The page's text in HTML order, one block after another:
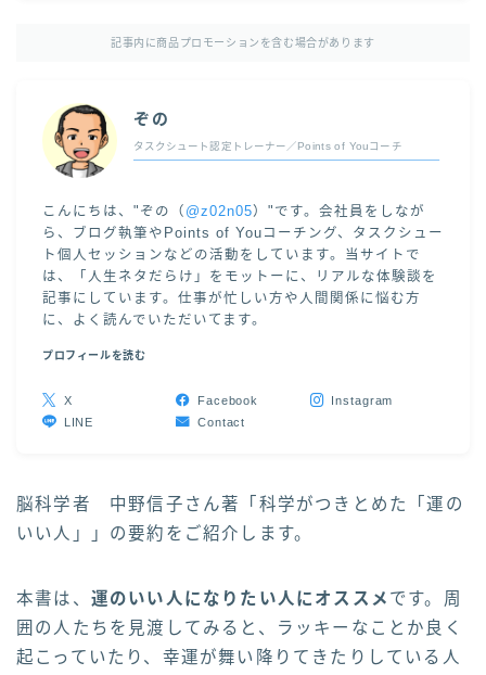
記事内に商品プロモーションを含む場合があります
ぞの
タスクシュート認定トレーナー／Points of Youコーチ
こんにちは、"ぞの（ @z02n05）"です。会社員をしなが
ら、ブログ執筆やPoints of Youコーチング、タスクシュー
ト個人セッションなどの活動をしています。当サイトで
は、「人生ネタだらけ」をモットーに、リアルな体験談を
記事にしています。仕事が忙しい方や人間関係に悩む方
に、よく読んでいただいてます。
プロフィールを読む
X Facebook
Instagram
LINE
Contact
脳科学者 中野信子さん著「科学がつきとめた「運の
いい人」」の要約をご紹介します。
本書は、 運のいい人になりたい人にオススメ です。周
囲の人たちを見渡してみると、ラッキーなことか良く
起こっていたり、幸運が舞い降りてきたりしている人